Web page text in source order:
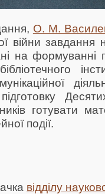
О. М.
завдання
на формуванні
готувати
події.
відділу